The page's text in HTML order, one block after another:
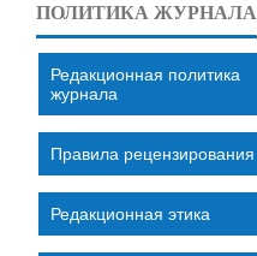
ПОЛИТИКА ЖУРНАЛА
Редакционная политика
журнала
Правила рецензирования
Редакционная этика